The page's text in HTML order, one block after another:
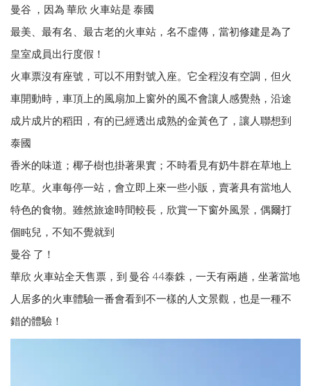
片
臉
曼谷 ，因為 華欣 火車站是 泰國
最美、最有名、最古老的火車站，名不虛傳，當初修建是為了
皇室成員出行度假！
火車票沒有座號，可以不用對號入座。它全程沒有空調，但火
車開動時，車頂上的風扇加上窗外的風不會讓人感覺熱，沿途
成片成片的稻田，有的已經透出成熟的金黃色了，讓人聯想到
泰國
香米的味道；椰子樹也掛著果實；不時看見有奶牛群在草地上
吃草。火車每停一站，會立即上來一些小販，賣著具有當地人
特色的食物。雖然旅途時間較長，欣賞一下窗外風景，偶爾打
個盹兒，不知不覺就到
曼谷 了！
華欣 火車站全天售票，到 曼谷 44泰銖，一天有兩趟，坐著當地
人居多的火車體驗一番會看到不一樣的人文景觀，也是一種不
錯的體驗！